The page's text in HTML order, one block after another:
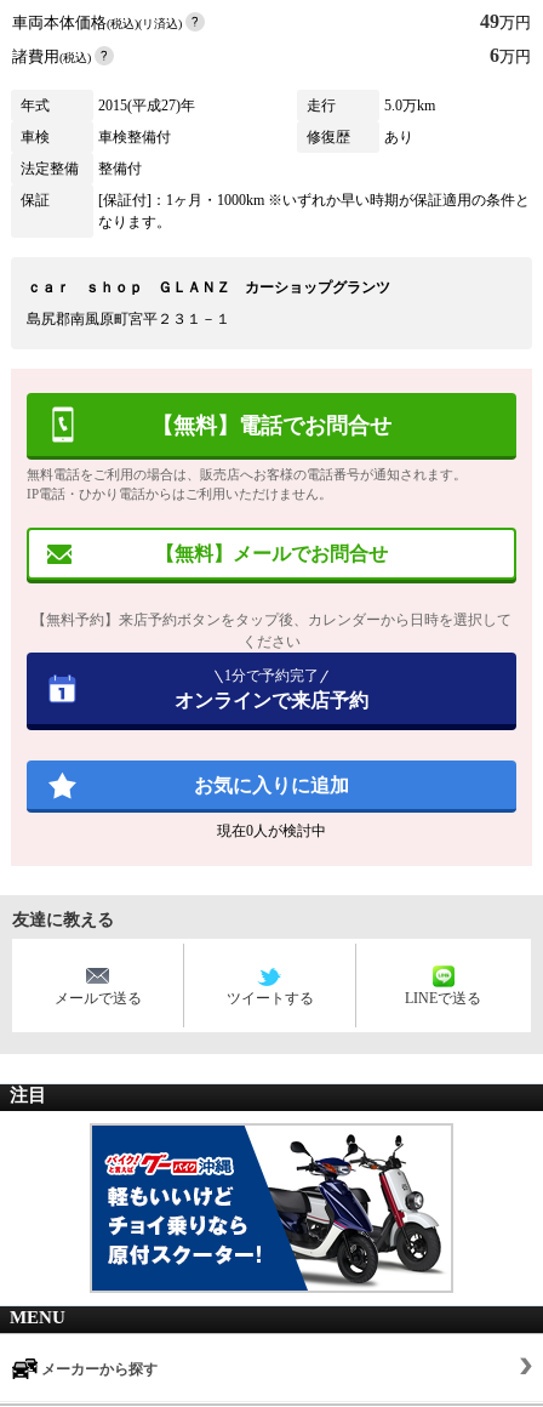
車両本体価格(税込)(リ済込) 49万円
諸費用(税込) 6万円
年式 2015(平成27)年 走行
5.0万km
車検
車検整備付 修復歴
あり
法定整備
整備付
保証
[保証付]：1ヶ月・1000km ※いずれか早い時期が保証適用の条件と
なります。
ｃａｒ ｓｈｏｐ ＧＬＡＮＺ カーショップグランツ
島尻郡南風原町宮平２３１－１
【無料】電話でお問合せ
無料電話をご利用の場合は、販売店へお客様の電話番号が通知されます。
IP電話・ひかり電話からはご利用いただけません。
【無料】メールでお問合せ
【無料予約】来店予約ボタンをタップ後、カレンダーから日時を選択して
ください
1分で予約完了
オンラインで来店予約
お気に入りに追加
現在0人が検討中
友達に教える
メールで送る ツイートする LINEで送る
注目
MENU
メーカーから探す